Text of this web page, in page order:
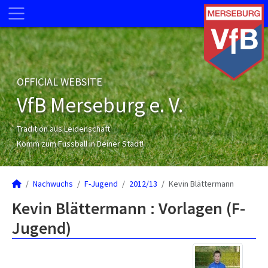
OFFICIAL WEBSITE
VfB Merseburg e. V.
Tradition aus Leidenschaft
Komm zum Fussball in Deiner Stadt!
Nachwuchs F-Jugend 2012/13 Kevin Blättermann
Kevin Blättermann : Vorlagen (F-
Jugend)